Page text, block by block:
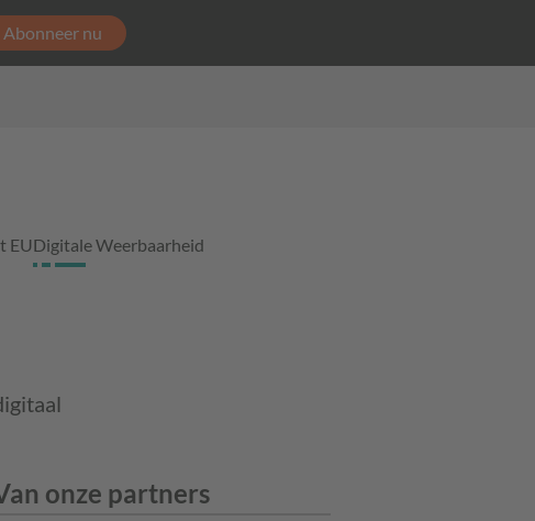
Abonneer nu
EUDigitale Weerbaarheid
onze partners